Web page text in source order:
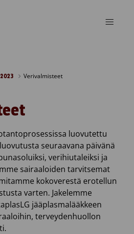
2023 Verivalmisteet
luovutettu
seuraavana päivänä
verihiutaleiksi ja
sairaaloiden tarvitsemat
kokoverestä erotellun
varten. Jakelemme
jääplasmalääkkeen
terveydenhuollon